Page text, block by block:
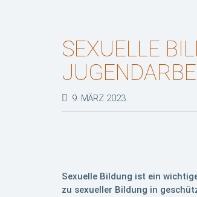
SEXUELLE
9. MÄRZ 2023
Sexuelle Bildung ist ein
zu sexueller Bildung in